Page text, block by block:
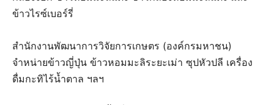
ข้าวไรซ์เบอร์รี่
สำนักงานพัฒนาการวิจัยการเกษตร (องค์กรมหาชน)
จำหน่ายข้าวญี่ปุ่น ข้าวหอมมะลิระยะเม่า ซุปหัวปลี เครื่อง
ดื่มกะทิไร้น้ำตาล ฯลฯ